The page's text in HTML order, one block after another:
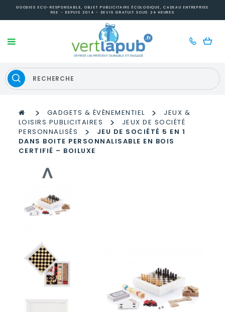
GOODIES ECO-RESPONSABLE, OBJET PUBLICITAIRE ÉCOLOGIQUE, CADEAU ENTREPRISE
RSE - DEPUIS 2014 - DEVIS GRATUIT SOUS 24 HEURES
> GADGETS & ÉVÈNEMENTIEL >
JEUX &
LOISIRS PUBLICITAIRES
>
JEUX DE SOCIÉTÉ
PERSONNALISÉS
>
JEU DE SOCIÉTÉ 5 EN 1
DANS BOITE PERSONNALISABLE EN BOIS
CERTIFIÉ – BOILUXE